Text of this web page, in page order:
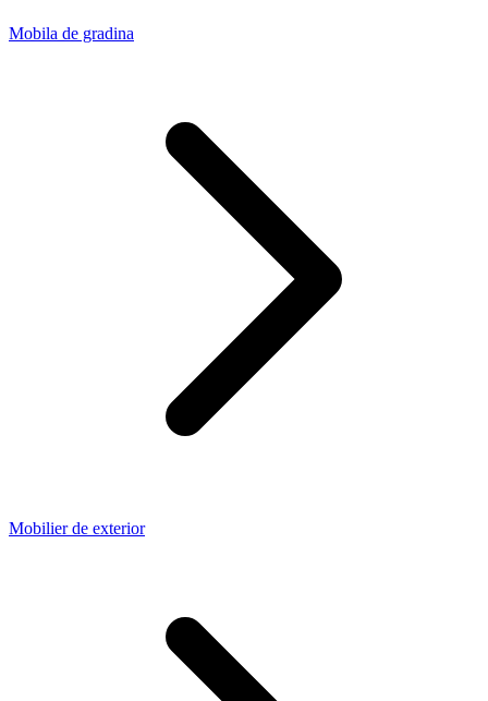
Mobila de gradina
Mobilier de exterior